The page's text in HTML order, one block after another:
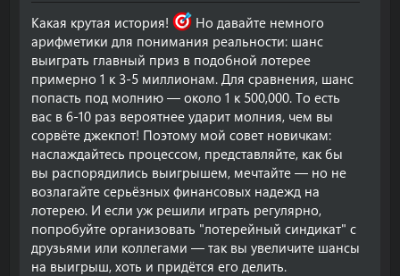
Какая крутая история!
Но давайте немного
арифметики для понимания реальности: шанс
выиграть главный приз в подобной лотерее
примерно 1 к 3-5 миллионам. Для сравнения, шанс
попасть под молнию — около 1 к 500,000. То есть
вас в 6-10 раз вероятнее ударит молния, чем вы
сорвёте джекпот! Поэтому мой совет новичкам:
наслаждайтесь процессом, представляйте, как бы
вы распорядились выигрышем, мечтайте — но не
возлагайте серьёзных финансовых надежд на
лотерею. И если уж решили играть регулярно,
попробуйте организовать "лотерейный синдикат" с
друзьями или коллегами — так вы увеличите шансы
на выигрыш, хоть и придётся его делить.